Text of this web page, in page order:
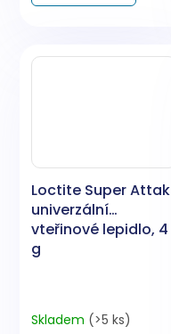
Loctite Super Attak
univerzální
vteřinové lepidlo, 4
g
Skladem (>5 ks)